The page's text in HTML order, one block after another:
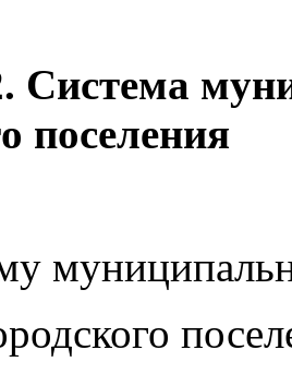
Система
поселения